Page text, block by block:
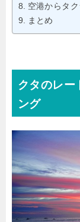
空港からタ
まとめ
クタのレー
ング